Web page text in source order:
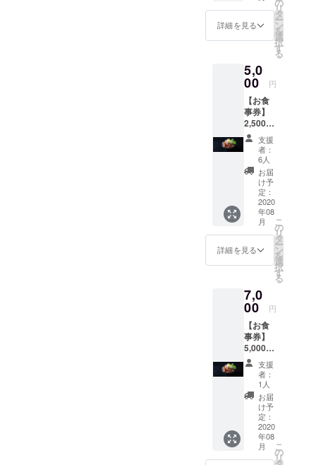
ナルアレン
ジした「レ
バ刺し風
など、何度
でも楽しめ
るバリエー
ションをご
準備してま
す。
JR小倉駅か
ら徒歩5分以
内と、アク
セスも良い
ので
ださい！
を印刷
したク
ラウド
ファン
グ限定T
シャツ
をお送
りしま
す。 こ
のTシャ
ツを着
てご来
店で、
お会計
から5％
オフ！
※オプ
ション
項目に
て、サ
イズを
ご支援
完了後
のサイ
ズ変更
は出来
ません
ので、
ご了承
くださ
い。
※［備考
欄］
に、印
刷希望
のお名
詳細を見る
リ
タ
ー
ン
を
選
択
す
る
5,0
00 円
【お食
事券】
2,500円
分のお
食事券
をお送
りしま
す。 (有
効期限
は2020
年12月
30日ま
で) ＋
【クラ
ウド
ファン
グ限定T
シャ
ツ】 背
中にご
支援い
ただい
た方の
お名前
を印刷
したク
ラウド
ファン
ディン
グ限定T
シャツ
をお送
支援
者：
6人
お届
け予
定：
2020
年08
月
詳細を見る
こ
の
リ
タ
ー
ン
を
選
択
す
る
7,0
00 円
【お食
事券】
5,000円
分のお
食事券
をお送
りしま
す。 (有
効期限
は2020
年12月
30日ま
で) ＋
支援
者：
1人
お届
け予
定：
2020
年08
月
こ
の
リ